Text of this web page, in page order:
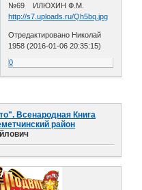
№69 ИЛЮХИН Ф.М.
http://s7.uploads.ru/Qh5bq.jpg
Отредактировано Николай
1958 (2016-01-06 20:35:15)
0
Всенародная Книга
район